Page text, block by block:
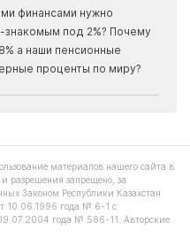
финансами нужно
знакомым под 2%? Почему
а наши пенсионные
проценты по миру?
материалов нашего сайта в
разрешения запрещено, за
Законом Республики Казахстан
10.06.1996 года № 6-1 с
года № 586-11. Авторские